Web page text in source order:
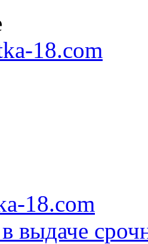
18.com
18.com
выдаче